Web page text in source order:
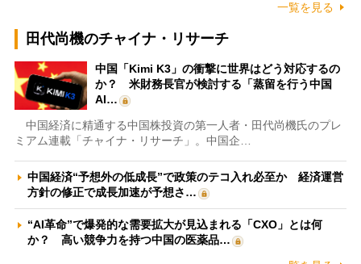
一覧を見る
田代尚機のチャイナ・リサーチ
中国「Kimi K3」の衝撃に世界はどう対応するの
か？ 米財務長官が検討する「蒸留を行う中国
AI…
中国経済に精通する中国株投資の第一人者・田代尚機氏のプレ
ミアム連載「チャイナ・リサーチ」。中国企…
中国経済“予想外の低成長”で政策のテコ入れ必至か 経済運営
方針の修正で成長加速が予想さ…
“AI革命”で爆発的な需要拡大が見込まれる「CXO」とは何
か？ 高い競争力を持つ中国の医薬品…